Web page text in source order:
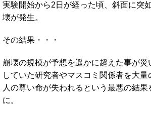
実験開始から2日が経った頃、斜面に突
壊が発生。
その結果・・・
崩壊の規模が予想を遥かに超えた事が
していた研究者やマスコミ関係者を大
人の尊い命が失われるという最悪の結
に。